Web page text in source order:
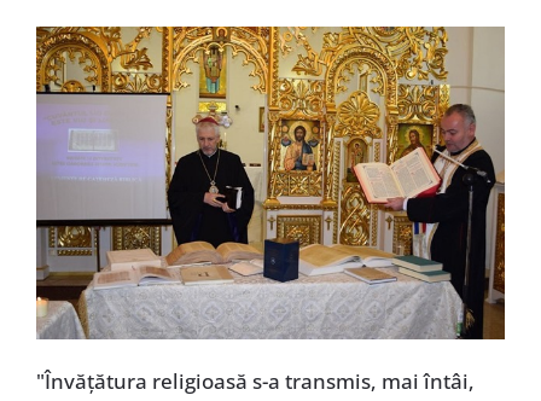
"Învățătura religioasă s-a transmis, mai întâi,